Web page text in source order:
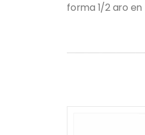
forma 1/2 aro en